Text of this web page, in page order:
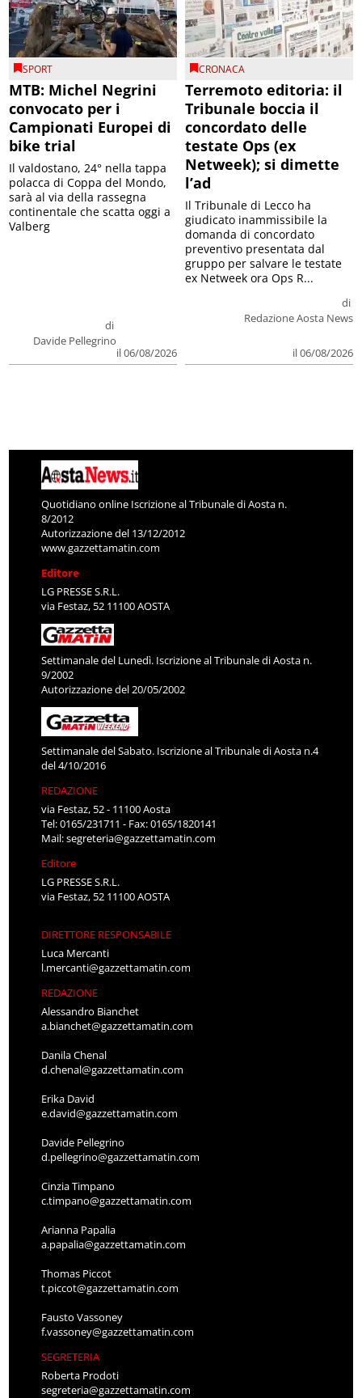
SPORT
MTB: Michel Negrini
convocato per i
Campionati Europei di
bike trial
di
Davide Pellegrino
il 06/08/2026
Il valdostano, 24° nella tappa
polacca di Coppa del Mondo,
sarà al via della rassegna
continentale che scatta oggi a
Valberg
CRONACA
Terremoto editoria: il
Tribunale boccia il
concordato delle
testate Ops (ex
Netweek); si dimette
l’ad
di
Redazione Aosta News
il 06/08/2026
Il Tribunale di Lecco ha
giudicato inammissibile la
domanda di concordato
preventivo presentata dal
gruppo per salvare le testate
ex Netweek ora Ops R...
Quotidiano online Iscrizione al Tribunale di Aosta n.
8/2012
Autorizzazione del 13/12/2012
www.gazzettamatin.com
Editore
LG PRESSE S.R.L.
via Festaz, 52 11100 AOSTA
Settimanale del Lunedì. Iscrizione al Tribunale di Aosta n.
9/2002
Autorizzazione del 20/05/2002
Settimanale del Sabato. Iscrizione al Tribunale di Aosta n.4
del 4/10/2016
REDAZIONE
via Festaz, 52 - 11100 Aosta
Tel: 0165/231711 - Fax: 0165/1820141
Mail:segreteria@gazzettamatin.com
Editore
LG PRESSE S.R.L.
via Festaz, 52 11100 AOSTA
DIRETTORE RESPONSABILE
Luca Mercanti
l.mercanti@gazzettamatin.com
REDAZIONE
Alessandro Bianchet
a.bianchet@gazzettamatin.com
Danila Chenal
d.chenal@gazzettamatin.com
Erika David
e.david@gazzettamatin.com
Davide Pellegrino
d.pellegrino@gazzettamatin.com
Cinzia Timpano
c.timpano@gazzettamatin.com
Arianna Papalia
a.papalia@gazzettamatin.com
Thomas Piccot
t.piccot@gazzettamatin.com
Fausto Vassoney
f.vassoney@gazzettamatin.com
SEGRETERIA
Roberta Prodoti
segreteria@gazzettamatin.com